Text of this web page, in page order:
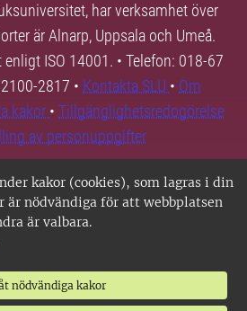
kakor (cookies), som lagras i din
är nödvändiga för att webbplatsen
är valbara.
nödvändiga kakor
har verksamhet över
är Alnarp, Uppsala och Umeå.
ISO 14001. • Telefon: 018-67
2817 • Kontakta SLU • Om
kakor • Tillgänglighetsredogörelse
av personuppgifter